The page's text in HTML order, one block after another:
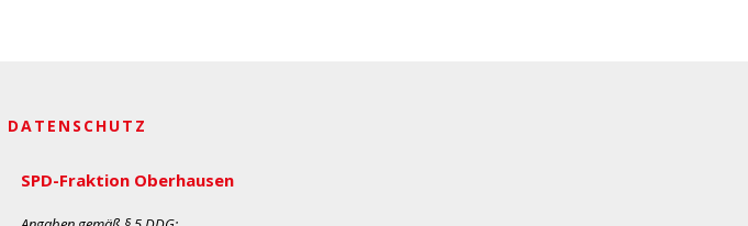
DATENSCHUTZ
SPD-Fraktion Oberhausen